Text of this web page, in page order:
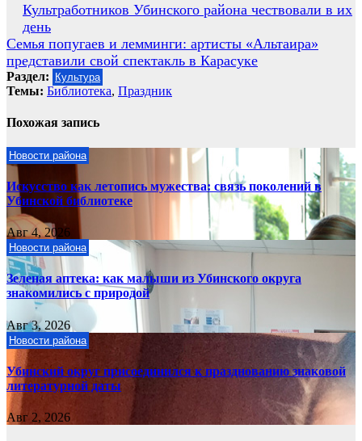
Навигация
по
записям
Культработников Убинского района чествовали в их
день
Семья попугаев и лемминги: артисты «Альтаира»
представили свой спектакль в Карасуке
Раздел: Культура
Темы: Библиотека, Праздник
Похожая запись
Новости района
Искусство как летопись мужества: связь поколений в
Убинской библиотеке
Авг 4, 2026
Новости района
Зеленая аптека: как малыши из Убинского округа
знакомились с природой
Авг 3, 2026
Новости района
Убинский округ присоединился к празднованию знаковой
литературной даты
Авг 2, 2026